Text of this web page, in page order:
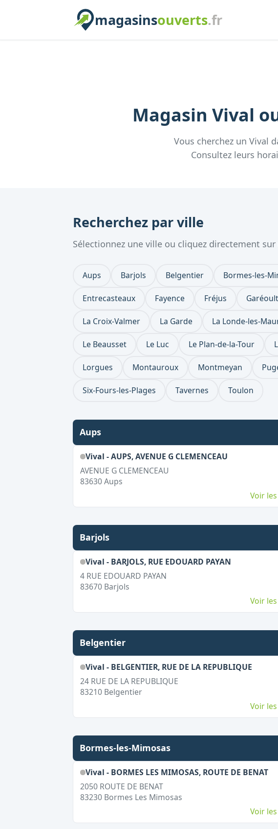
magasinsouverts.fr
Magasin Vival
Vous cherchez un Vival
Consultez leurs
Recherchez par ville
Sélectionnez une ville ou cliquez directement
Aups Barjols Belgentier Bormes-les-
Entrecasteaux Fayence Fréjus Garéoult
La Croix-Valmer La Garde La Londe-les-
Le Beausset Le Luc Le Plan-de-la-Tour
Lorgues Montauroux Montmeyan
Six-Fours-les-Plages Tavernes Toulon
Aups
Vival - AUPS, AVENUE G CLEMENCEAU
AVENUE G CLEMENCEAU
83630 Aups
Voir
Barjols
Vival - BARJOLS, RUE EDOUARD PAYAN
4 RUE EDOUARD PAYAN
83670 Barjols
Voir
Belgentier
Vival - BELGENTIER, RUE DE LA REPUBLIQUE
24 RUE DE LA REPUBLIQUE
83210 Belgentier
Voir
Bormes-les-Mimosas
Vival - BORMES LES MIMOSAS, ROUTE DE BENAT
2050 ROUTE DE BENAT
83230 Bormes Les Mimosas
Voir